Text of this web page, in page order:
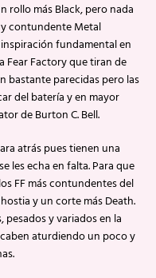
rollo más Black, pero nada
contundente Metal
fundamental en
Fear Factory que tiran de
bastante parecidas pero las
del batería y en mayor
de Burton C. Bell.
atrás pues tienen una
les echa en falta. Para que
FF más contundentes del
y un corte más Death.
pesados y variados en la
aturdiendo un poco y